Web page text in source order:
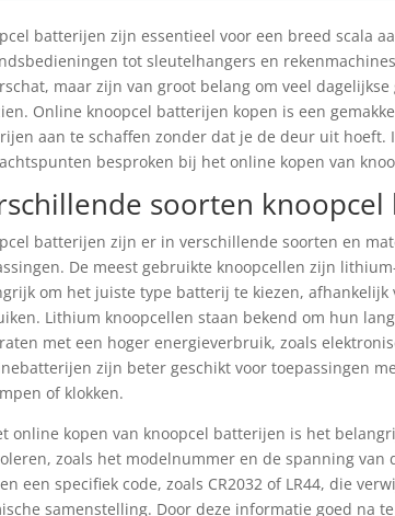
batterijen zijn essentieel voor een breed scala
tot sleutelhangers en
maar zijn van groot belang om veel
Online knoopcel batterijen kopen is een
aan te schaffen zonder dat je de deur uit
besproken bij het online kopen van
soorten
batterijen zijn er in verschillende soorten en
De meest gebruikte knoopcellen zijn
om het juiste type batterij te kiezen,
Lithium knoopcellen staan bekend om hun
met een hoger energieverbruik, zoals
zijn beter geschikt voor toepassingen
of klokken.
online kopen van knoopcel batterijen is het
zoals het modelnummer en de spanning van
een specifiek code, zoals CR2032 of LR44, die
samenstelling. Door deze informatie goed na